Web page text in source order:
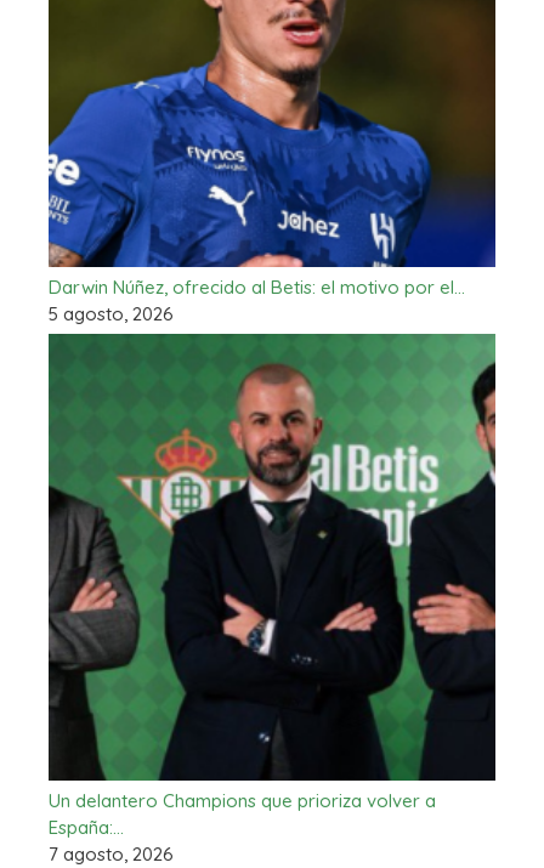
Darwin Núñez, ofrecido al Betis: el motivo por el…
5 agosto, 2026
Un delantero Champions que prioriza volver a
España:…
7 agosto, 2026